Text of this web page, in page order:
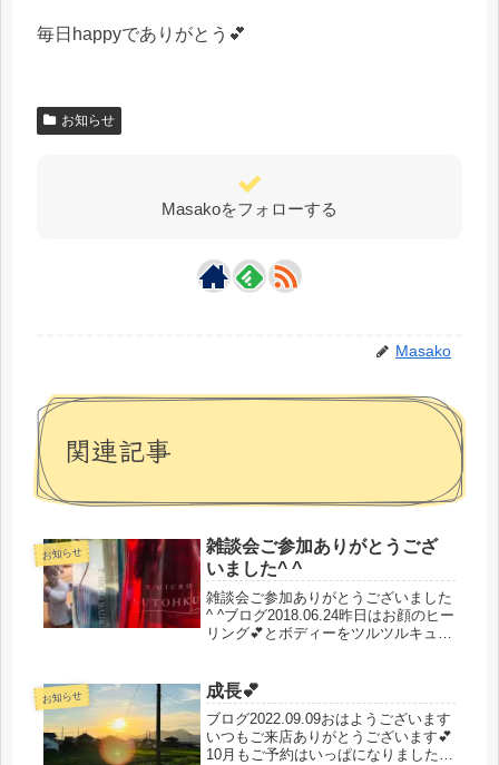
毎日happyでありがとう💕
お知らせ
Masakoをフォローする
Masako
関連記事
お知らせ
雑談会ご参加ありがとうござ
いました^ ^
雑談会ご参加ありがとうございました
^ ^ブログ2018.06.24昨日はお顔のヒー
リング💕とボディーをツルツルキュッ
クロウオーターをまずは全身にシュッ
シュ✨そしてミクロス...
お知らせ 成長💕
ブログ2022.09.09おはようございます
いつもご来店ありがとうございます💕
10月もご予約はいっぱになりました11